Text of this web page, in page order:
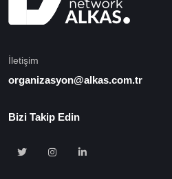
İletişim
organizasyon@alkas.com.tr
Bizi Takip Edin